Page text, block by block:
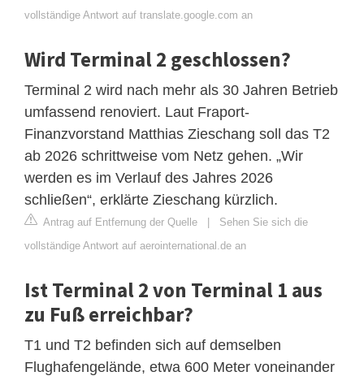
vollständige Antwort auf translate.google.com an
Wird Terminal 2 geschlossen?
Terminal 2 wird nach mehr als 30 Jahren Betrieb
umfassend renoviert. Laut Fraport-
Finanzvorstand Matthias Zieschang soll das T2
ab 2026 schrittweise vom Netz gehen. „Wir
werden es im Verlauf des Jahres 2026
schließen“, erklärte Zieschang kürzlich.
Antrag auf Entfernung der Quelle | Sehen Sie sich die
vollständige Antwort auf aerointernational.de an
Ist Terminal 2 von Terminal 1 aus
zu Fuß erreichbar?
T1 und T2 befinden sich auf demselben
Flughafengelände, etwa 600 Meter voneinander